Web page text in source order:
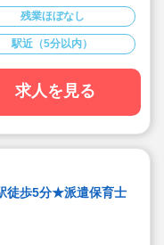
や持ち帰りは基本ありませ
たい方などにはとてもお
があなたの派遣就業を安心
育園です
残業ほぼなし
駅近（5分以内）
求人を見る
徒歩5分★派遣保育士